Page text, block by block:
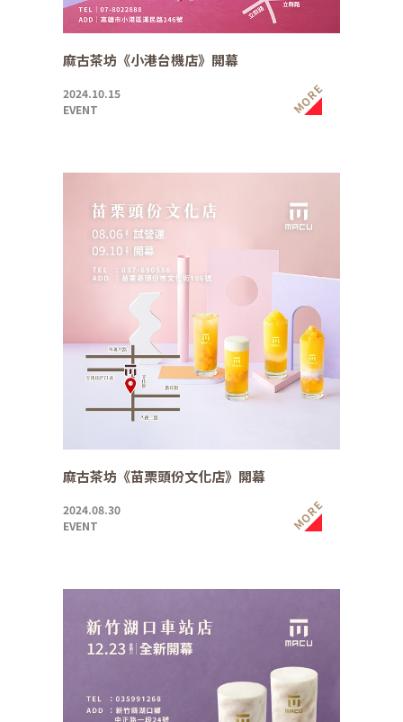
麻古茶坊《小港台機店》開幕
2024.10.15
EVENT
MORE
麻古茶坊《苗栗頭份文化店》開幕
2024.08.30
EVENT
MORE